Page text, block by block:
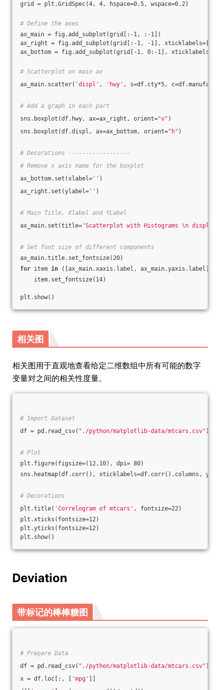
grid = plt.GridSpec(4, 4, hspace=0.5, wspace=0.2)
# Define the axes
ax_main = fig.add_subplot(grid[:-1, :-1])
ax_right = fig.add_subplot(grid[:-1, -1], xticklabels=[],
ax_bottom = fig.add_subplot(grid[-1, 0:-1],
# Scatterplot on main ax
ax_main.scatter( 'displ' , 'hwy' , s=df.cty*5,
# Add a graph in each part
sns.boxplot(df.hwy, ax=ax_right, orient="v" )
sns.boxplot(df.displ, ax=ax_bottom, orient="h" )
# Decorations ------------------
# Remove x axis name for the boxplot
ax_bottom.set(xlabel= '' )
ax_right.set(ylabel= '' )
# Main Title, Xlabel and YLabel
ax_main.set(title= 'Scatterplot with Histograms \n displ vs
# Set font size of different components
ax_main.title.set_fontsize(20)
for item in ([ax_main.xaxis.label, ax_main.yaxis.label]
item.set_fontsize(14)
plt.show()
相关图
相关图用于直观地查看给定二维数组中所有可能的数字
变量对之间的相关性度量。
# Import Dataset
df = pd.read_csv( "./python/matplotlib-data/mtcars.csv" )
# Plot
plt.figure(figsize=(12,10), dpi= 80)
sns.heatmap(df.corr(), xticklabels=df.corr().columns,
# Decorations
plt.title( 'Correlogram of mtcars' , fontsize=22)
plt.xticks(fontsize=12)
plt.yticks(fontsize=12)
plt.show()
Deviation
带标记的棒棒糖图
# Prepare Data
df = pd.read_csv( "./python/matplotlib-data/mtcars.csv" )
x = df.loc[:, [
'mpg'